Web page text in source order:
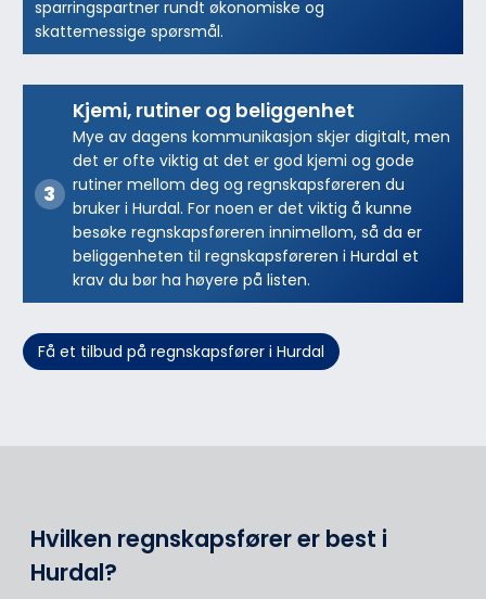
sparringspartner rundt økonomiske og
skattemessige spørsmål.
Kjemi, rutiner og beliggenhet
Mye av dagens kommunikasjon skjer digitalt, men
det er ofte viktig at det er god kjemi og gode
rutiner mellom deg og regnskapsføreren du
bruker i Hurdal. For noen er det viktig å kunne
besøke regnskapsføreren innimellom, så da er
beliggenheten til regnskapsføreren i Hurdal et
krav du bør ha høyere på listen.
Få et tilbud på regnskapsfører i Hurdal
Hvilken regnskapsfører er best i
Hurdal?